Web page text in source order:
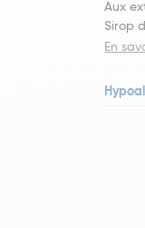
Aux
Sirop
En